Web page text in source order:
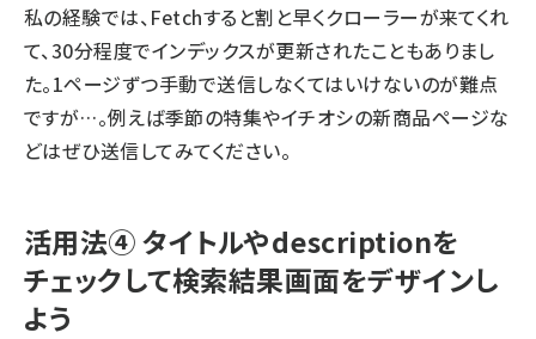
私の経験では、Fetchすると割と早くクローラーが来てくれ
て、30分程度でインデックスが更新されたこともありまし
た。1ページずつ手動で送信しなくてはいけないのが難点
ですが…。例えば季節の特集やイチオシの新商品ページな
どはぜひ送信してみてください。
活用法④ タイトルやdescriptionを
チェックして検索結果画面をデザインし
よう